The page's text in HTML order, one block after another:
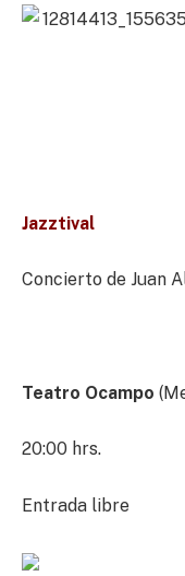
Jazztival
Concierto de Juan
Teatro Ocampo
20:00 hrs.
Entrada libre